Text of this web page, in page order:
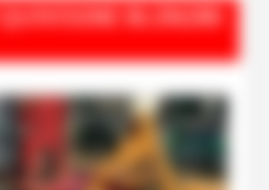
QUIVOGNEBLSN280